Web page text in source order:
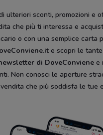
sconti, promozioni e
che più ti interessa e
o con una semplice
e scopri le
di DoveConviene e
Non conosci le aperture
che più soddisfa le tue